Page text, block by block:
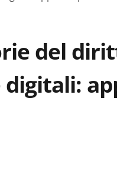
del
digitali: